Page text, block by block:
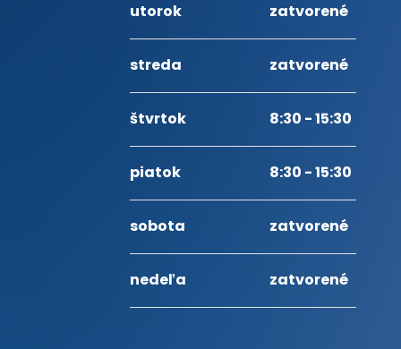
utorok zatvorené
streda zatvorené
štvrtok 8:30 - 15:30
piatok 8:30 - 15:30
sobota zatvorené
nedeľa zatvorené